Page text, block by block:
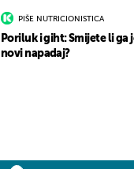
PIŠE NUTRICIONISTICA
Poriluk i giht: Smijete li ga
novi napadaj?